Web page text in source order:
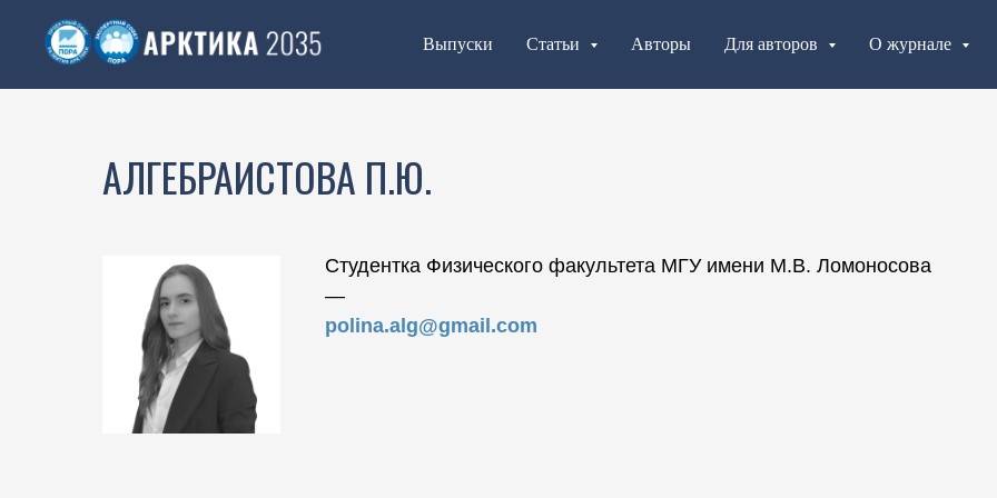
Выпуски Статьи Авторы Для авторов О журнале
АЛГЕБРАИСТОВА П.Ю.
Студентка Физического факультета МГУ имени М.В. Ломоносова
―
polina.alg@gmail.com